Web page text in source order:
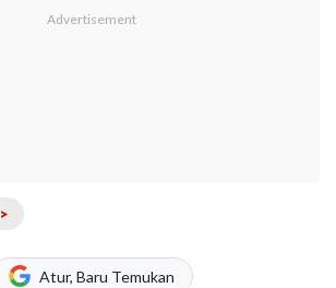
>
Atur, Baru Temukan